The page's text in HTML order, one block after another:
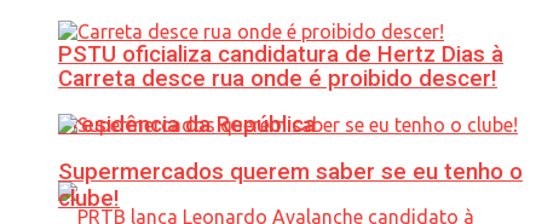
PSTU oficializa candidatura de Hertz Dias à
Presidência da República
Carreta desce rua onde é proibido descer!
Supermercados querem saber se eu tenho o
clube!